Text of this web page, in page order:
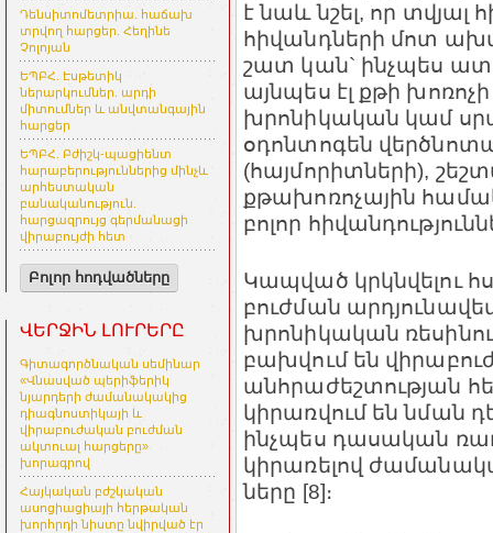
Դենսիտոմետրիա. հաճախ
տրվող հարցեր. Հեղինե
Չոլոյան
ԵՊԲՀ. Էսթետիկ
ներարկումներ. արդի
միտումներ և անվտանգային
հարցեր
ԵՊԲՀ. Բժիշկ-պացիենտ
հարաբերություններից մինչև
արհեստական
բանականություն.
հարցազրույց գերմանացի
վիրաբույժի հետ
Բոլոր հոդվածները
ՎԵՐՋԻՆ ԼՈՒՐԵՐԸ
Գիտագործնական սեմինար
«Վնասված պերիֆերիկ
նյարդերի ժամանակակից
դիագնոստիկայի և
վիրաբուժական բուժման
ակտուալ հարցերը»
խորագրով
Հայկական բժշկական
ասոցիացիայի հերթական
խորհրդի նիստը նվիրված էր
է նաև նշել, որ տվյալ
հիվանդների մոտ
շատ կան` ինչպես
այնպես էլ քթի
խրոնիկական կամ
օդոնտոգեն
(հայմորիտների),
քթախոռոչային
բոլոր
Կապված կրկնվելու
բուժման
խրոնիկական
բախվում են
անհրաժեշտության
կիրառվում են նման
ինչպես դասական
կիրառելով
ները [8]։